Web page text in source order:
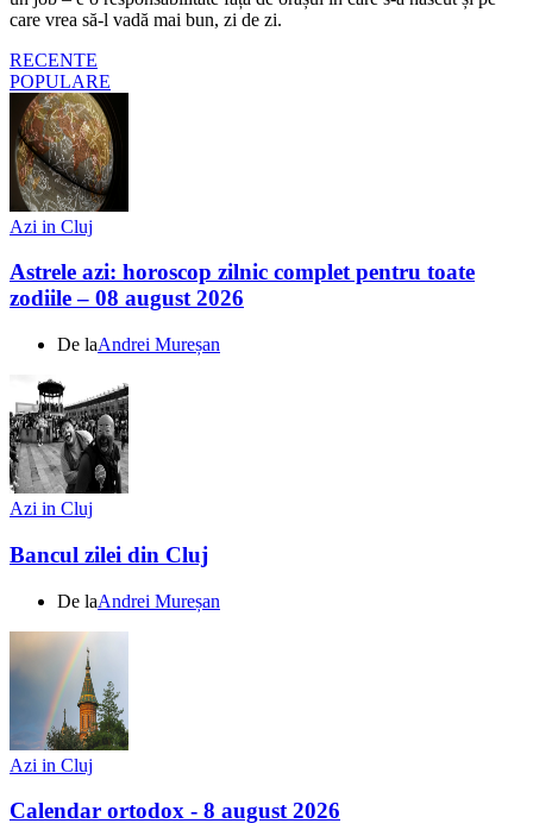
care vrea să-l vadă mai bun, zi de zi.
RECENTE
POPULARE
Azi in Cluj
Astrele azi: horoscop zilnic complet pentru toate
zodiile – 08 august 2026
De laAndrei Mureșan
Azi in Cluj
Bancul zilei din Cluj
De laAndrei Mureșan
Azi in Cluj
Calendar ortodox - 8 august 2026